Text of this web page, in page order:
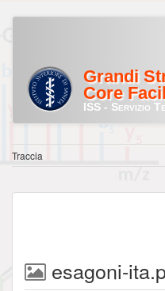
Grandi
Core
ISS - Servizio
Traccia
esagoni-